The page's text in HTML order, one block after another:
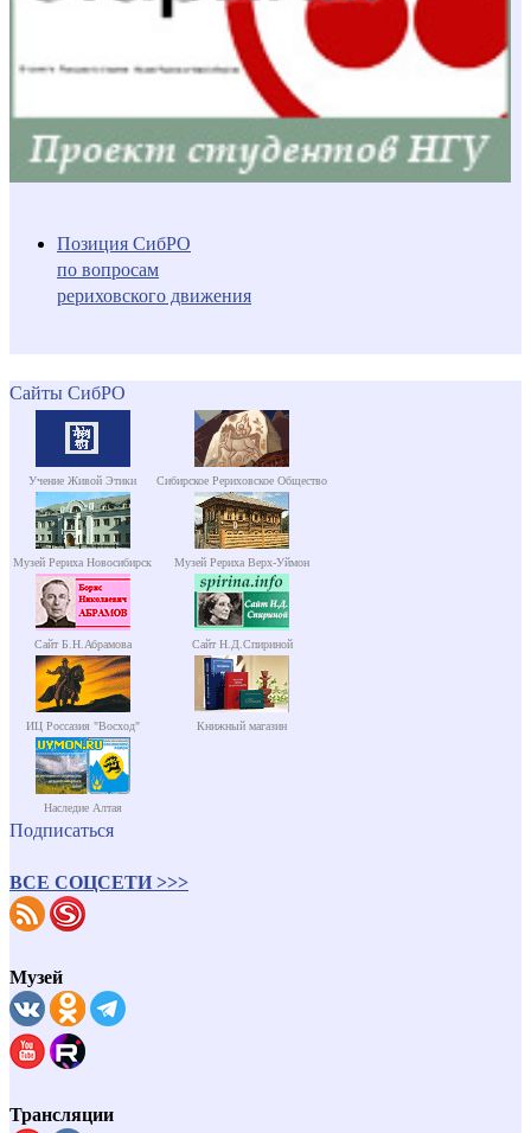
Позиция СибРО
по вопросам
рериховского движения
Сайты СибРО
Учение Живой Этики Сибирское Рериховское Общество
Музей Рериха Новосибирск Музей Рериха Верх-Уймон
Сайт Б.Н.Абрамова Сайт Н.Д.Спириной
ИЦ Россазия "Восход" Книжный магазин
Наследие Алтая
Подписаться
ВСЕ СОЦСЕТИ >>>
Музей
Трансляции